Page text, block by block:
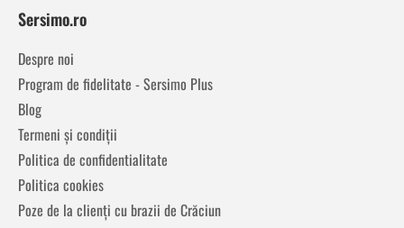
Sersimo.ro
Despre noi
Program de fidelitate - Sersimo Plus
Blog
Termeni și condiții
Politica de confidentialitate
Politica cookies
Poze de la clienți cu brazii de Crăciun